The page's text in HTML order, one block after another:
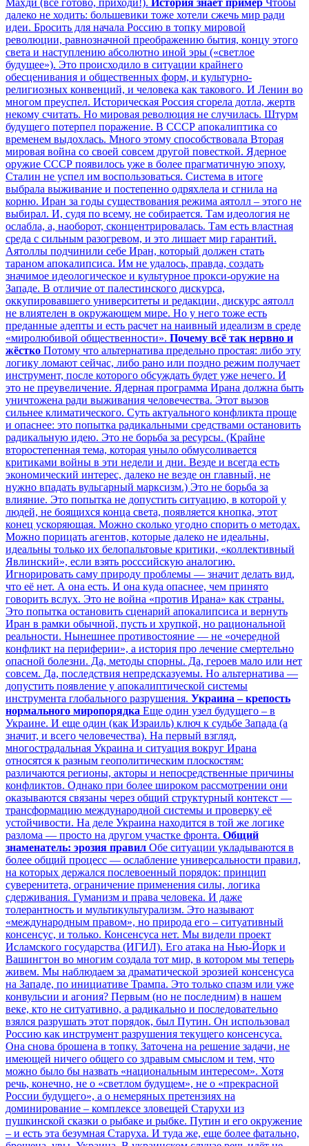
Махди (всё готово, приходи!). История знает пример Чтобы
далеко не ходить: большевики тоже хотели сжечь мир ради
идеи. Бросить для начала Россию в топку мировой
революции, равнозначной преображению бытия, концу этого
света и наступлению абсолютно иной эры («светлое
будущее»). Это происходило в ситуации крайнего
обесценивания и общественных форм, и культурно-
религиозных конвенций, и человека как такового. И Ленин во
многом преуспел. Историческая Россия сгорела дотла, жертв
некому считать. Но мировая революция не случилась. Штурм
будущего потерпел поражение. В СССР апокалиптика со
временем выдохлась. Много этому способствовала Вторая
мировая война со своей совсем другой повесткой. Ядерное
оружие СССР появилось уже в более прагматичную эпоху,
Сталин не успел им воспользоваться. Система в итоге
выбрала выживание и постепенно одряхлела и сгнила на
корню. Иран за годы существования режима аятолл – этого не
выбирал. И, судя по всему, не собирается. Там идеология не
ослабла, а, наоборот, сконцентрировалась. Там есть властная
среда с сильным разогревом, и это лишает мир гарантий.
Аятоллы подчинили себе Иран, который должен стать
тараном апокалипсиса. Им не удалось, правда, создать
значимое идеологическое и культурное прокси-оружие на
Западе. В отличие от палестинского дискурса,
оккупировавшего университеты и редакции, дискурс аятолл
не влиятелен в окружающем мире. Но у него тоже есть
преданные адепты и есть расчет на наивный идеализм в среде
«миролюбивой общественности». Почему всё так нервно и
жёстко Потому что альтернатива предельно простая: либо эту
логику ломают сейчас, либо рано или поздно режим получает
инструмент, после которого обсуждать будет уже нечего. И
это не преувеличение. Ядерная программа Ирана должна быть
уничтожена ради выживания человечества. Этот вызов
сильнее климатического. Суть актуального конфликта проще
и опаснее: это попытка радикальными средствами остановить
радикальную идею. Это не борьба за ресурсы. (Крайне
второстепенная тема, которая уныло обмусоливается
критиками войны в эти недели и дни. Везде и всегда есть
экономический интерес, далеко не везде он главный, не
нужно впадать вульгарный марксизм.) Это не борьба за
влияние. Это попытка не допустить ситуацию, в которой у
людей, не боящихся конца света, появляется кнопка, этот
конец ускоряющая. Можно сколько угодно спорить о методах.
Можно порицать агентов, которые далеко не идеальны,
идеальны только их белопальтовые критики, «коллективный
Явлинский», если взять росссийскую аналогию.
Игнорировать саму природу проблемы — значит делать вид,
что её нет. А она есть. И она куда опаснее, чем принято
говорить вслух. Это не война «против Ирана» как страны.
Это попытка остановить сценарий апокалипсиса и вернуть
Иран в рамки обычной, пусть и хрупкой, но рациональной
реальности. Нынешнее противостояние — не «очередной
конфликт на периферии», а история про лечение смертельно
опасной болезни. Да, методы спорны. Да, героев мало или нет
совсем. Да, последствия непредсказуемы. Но альтернатива —
допустить появление у апокалиптической системы
инструмента глобального разрушения. Украина – крепость
нормального миропорядка Еще один узел будущего – в
Украине. И еще один (как Израиль) ключ к судьбе Запада (а
значит, и всего человечества). На первый взгляд,
многострадальная Украина и ситуация вокруг Ирана
относятся к разным геополитическим плоскостям:
различаются регионы, акторы и непосредственные причины
конфликтов. Однако при более широком рассмотрении они
оказываются связаны через общий структурный контекст —
трансформацию международной системы и проверку её
устойчивости. На деле Украина находится в той же логике
разлома — просто на другом участке фронта. Общий
знаменатель: эрозия правил Обе ситуации укладываются в
более общий процесс — ослабление универсальности правил,
на которых держался послевоенный порядок: принцип
суверенитета, ограничение применения силы, логика
сдерживания. Гуманизм и права человека. И даже
толерантность и мультикультурализм. Это называют
«международным правом», но природа его – ситуативный
консенсус, и только. Консенсуса нет. Мы видели проект
Исламского государства (ИГИЛ). Его атака на Нью-Йорк и
Вашингтон во многим создала тот мир, в котором мы теперь
живем. Мы наблюдаем за драматической эрозией консенсуса
на Западе, по инициативе Трампа. Это только спазм или уже
конвульсии и агония? Первым (но не последним) в нашем
веке, кто не ситуативно, а радикально и последовательно
взялся разрушать этот порядок, был Путин. Он использовал
Россию как инструмент разрушения текущего консенсуса.
Она снова брошена в топку. Заточена на решение задачи, не
имеющей ничего общего со здравым смыслом и тем, что
можно было бы назвать «национальным интересом». Хотя
речь, конечно, не о «светлом будущем», не о «прекрасной
России будущего», а о немеряных претензиях на
доминирование – комплексе зловещей Старухи из
пушкинской сказки о рыбаке и рыбке. Путин и его окружение
– и есть эта безумная Старуха. И туда же, еще более фатально,